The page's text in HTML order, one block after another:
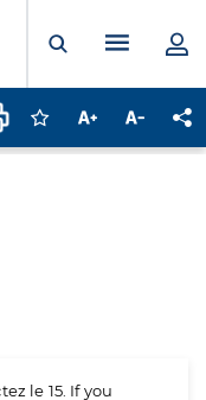
Ouvrir laMenu
Connectez-vous
Augmenter la
le 15. If you